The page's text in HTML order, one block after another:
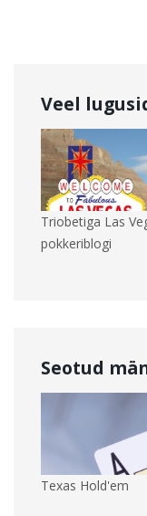
Veel
Triobetiga Las
pokkeriblogi
Seotud
Texas Hold'em